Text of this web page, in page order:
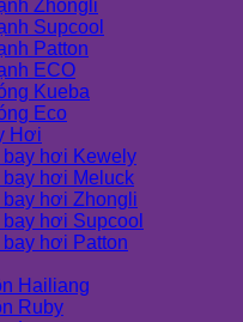
Zhongli
Supcool
Patton
ECO
Kueba
Eco
Hơi
hơi Kewely
hơi Meluck
hơi Zhongli
hơi Supcool
hơi Patton
Hailiang
Ruby